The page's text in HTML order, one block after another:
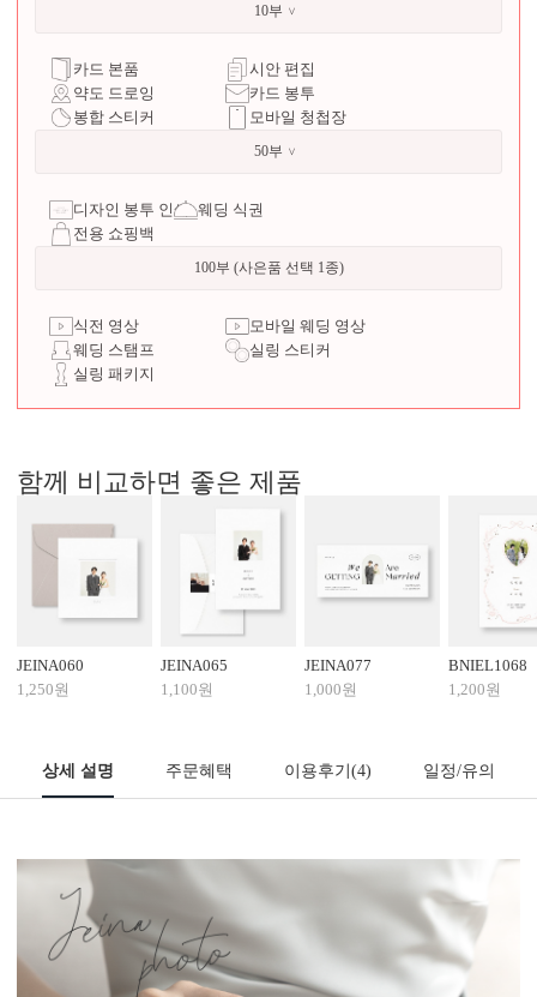
10부
카드 본품
시안 편집
약도 드로잉
카드 봉투
봉합 스티커
모바일 청첩장
50부
디자인 봉투 인쇄 웨딩 식권
전용 쇼핑백
100부 (사은품 선택 1종)
식전 영상
모바일 웨딩 영상
웨딩 스탬프
실링 스티커
실링 패키지
함께 비교하면 좋은 제품
JEINA060
1,250원
JEINA065
1,100원
JEINA077
1,000원
BNIEL1068
1,200원
상세 설명 주문혜택 이용후기(4) 일정/유의